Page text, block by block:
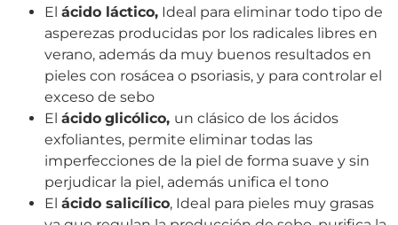
El ácido láctico, Ideal para eliminar todo tipo de
asperezas producidas por los radicales libres en
verano, además da muy buenos resultados en
pieles con rosácea o psoriasis, y para controlar el
exceso de sebo
El ácido glicólico, un clásico de los ácidos
exfoliantes, permite eliminar todas las
imperfecciones de la piel de forma suave y sin
perjudicar la piel, además unifica el tono
El ácido salicílico, Ideal para pieles muy grasas